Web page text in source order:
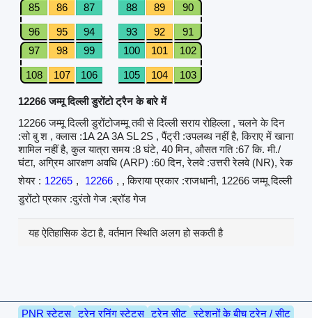
85
86 87 88 89 90
96 95 94 93 92
91
97
98 99 100 101 102
108 107 106 105 104 103
12266 जम्मू दिल्ली डुरोंटो ट्रैन के बारे में
12266 जम्मू दिल्ली डुरोंटोजम्मू तवी से दिल्ली सराय रोहिल्ला , चलने के दिन
:सो बु श , क्लास :1A 2A 3A SL 2S , पैंट्री :उपलब्ध नहीं है, किराए में खाना
शामिल नहीं है, कुल यात्रा समय :8 घंटे, 40 मिन, औसत गति :67 कि. मी./
घंटा, अग्रिम आरक्षण अवधि (ARP) :60 दिन, रेलवे :उत्तरी रेलवे (NR), रेक
शेयर : 12265 , 12266 , , किराया प्रकार :राजधानी, 12266 जम्मू दिल्ली
डुरोंटो प्रकार :दुरंतो गेज :ब्रॉड गेज
यह ऐतिहासिक डेटा है, वर्तमान स्थिति अलग हो सकती है
PNR स्टेटस ट्रेन रनिंग स्टेटस ट्रेन सीट स्टेशनों के बीच ट्रेन / सीट